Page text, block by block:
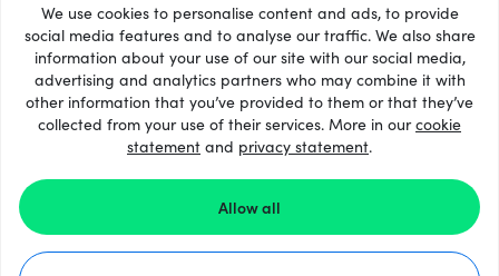
We use cookies to personalise content and ads, to provide
social media features and to analyse our traffic. We also share
information about your use of our site with our social media,
advertising and analytics partners who may combine it with
other information that you’ve provided to them or that they’ve
collected from your use of their services. More in ourcookie
statement and privacy statement.
Allow all
33 + τρόποι πληρωμής
Εμφάνιση όλων
© 2026 Recharge.com